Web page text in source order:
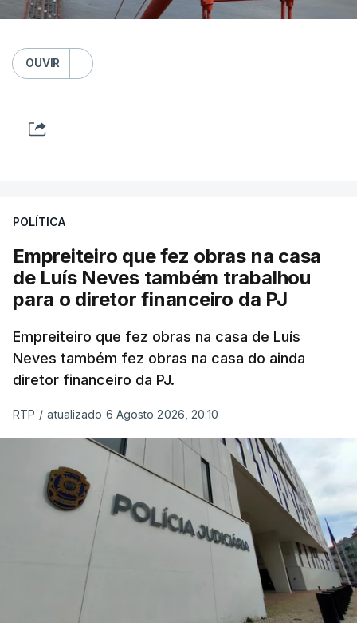
OUVIR
POLÍTICA
Empreiteiro que fez obras na casa
de Luís Neves também trabalhou
para o diretor financeiro da PJ
Empreiteiro que fez obras na casa de Luís
Neves também fez obras na casa do ainda
diretor financeiro da PJ.
RTP / atualizado 6 Agosto 2026, 20:10